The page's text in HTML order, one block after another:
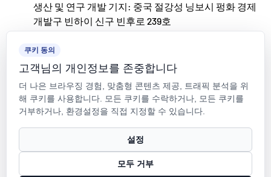
생산 및 연구 개발 기지: 중국 절강성 닝보시 펑화 경제
개발구 빈하이 신구 빈후로 239호
kxpv@kxpv.com
+86-18067123177
저작권 © Kaixin Pipeline Technologies Co., Ltd. 모든 권리 보유.
Smart Cloud
쿠키 동의
고객님의 개인정보를 존중합니다
더 나은 브라우징 경험, 맞춤형 콘텐츠 제공, 트래픽 분석을 위
해 쿠키를 사용합니다. 모든 쿠키를 수락하거나, 모든 쿠키를
거부하거나, 환경설정을 직접 지정할 수 있습니다.
설정
모두 거부